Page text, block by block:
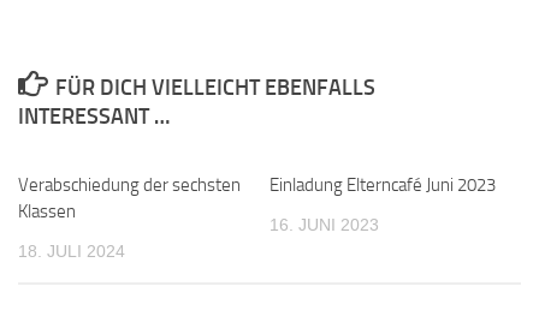
FÜR DICH VIELLEICHT EBENFALLS
INTERESSANT …
Verabschiedung der sechsten
Klassen
18. JULI 2024
Einladung Elterncafé Juni 2023
16. JUNI 2023